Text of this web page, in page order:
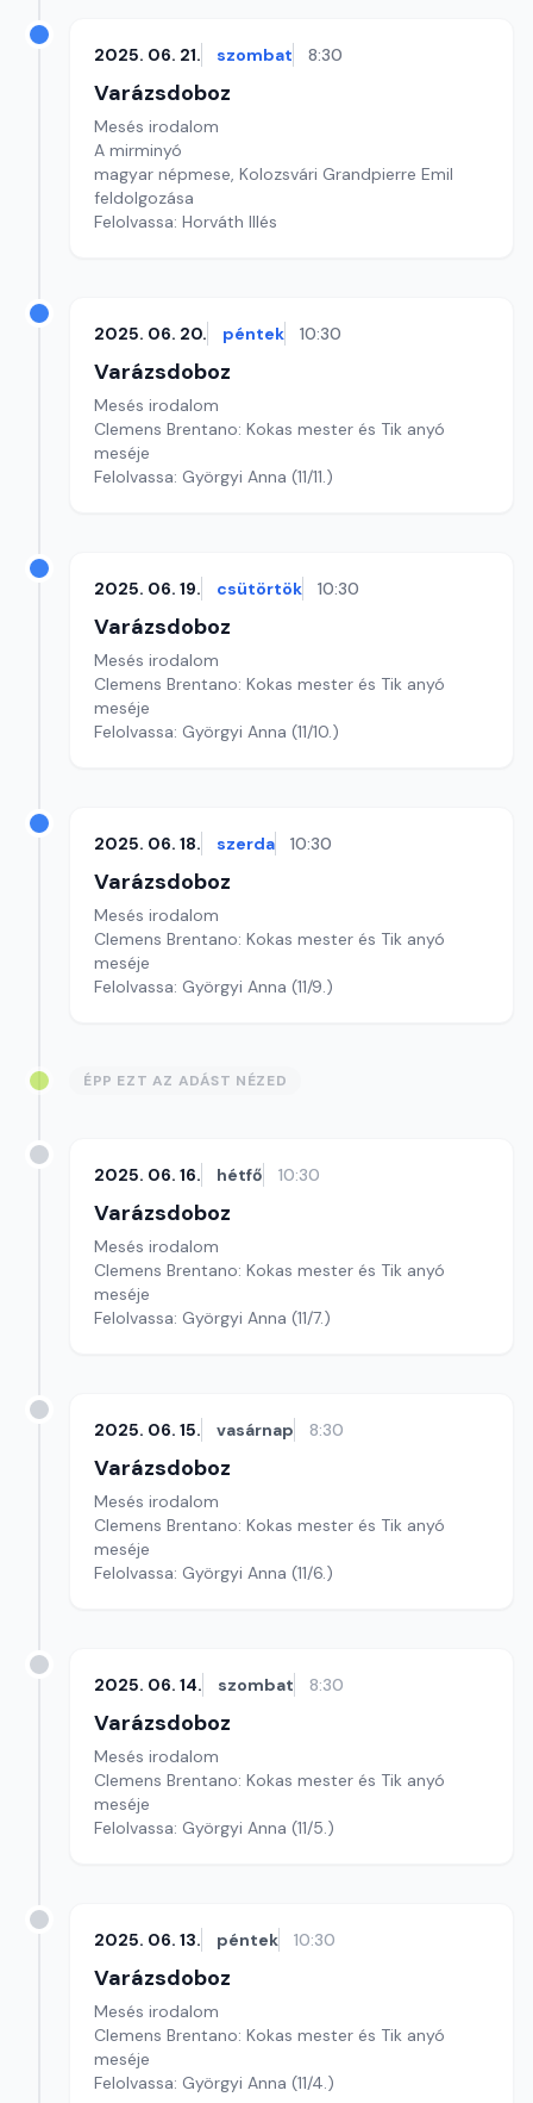
2025. 06. 21. szombat 8:30
Varázsdoboz
Mesés irodalom
A mirminyó
magyar népmese, Kolozsvári Grandpierre Emil
feldolgozása
Felolvassa: Horváth Illés
2025. 06. 20. péntek 10:30
Varázsdoboz
Mesés irodalom
Clemens Brentano: Kokas mester és Tik anyó
meséje
Felolvassa: Györgyi Anna (11/11.)
2025. 06. 19. csütörtök 10:30
Varázsdoboz
Mesés irodalom
Clemens Brentano: Kokas mester és Tik anyó
meséje
Felolvassa: Györgyi Anna (11/10.)
2025. 06. 18. szerda 10:30
Varázsdoboz
Mesés irodalom
Clemens Brentano: Kokas mester és Tik anyó
meséje
Felolvassa: Györgyi Anna (11/9.)
ÉPP EZT AZ ADÁST NÉZED
2025. 06. 16. hétfő 10:30
Varázsdoboz
Mesés irodalom
Clemens Brentano: Kokas mester és Tik anyó
meséje
Felolvassa: Györgyi Anna (11/7.)
2025. 06. 15. vasárnap 8:30
Varázsdoboz
Mesés irodalom
Clemens Brentano: Kokas mester és Tik anyó
meséje
Felolvassa: Györgyi Anna (11/6.)
2025. 06. 14. szombat 8:30
Varázsdoboz
Mesés irodalom
Clemens Brentano: Kokas mester és Tik anyó
meséje
Felolvassa: Györgyi Anna (11/5.)
2025. 06. 13. péntek 10:30
Varázsdoboz
Mesés irodalom
Clemens Brentano: Kokas mester és Tik anyó
meséje
Felolvassa: Györgyi Anna (11/4.)